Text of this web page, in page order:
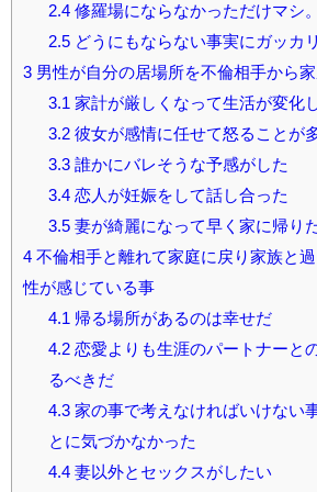
2.4修羅場にならなかっただけマシ
2.5どうにもならない事実にガッカリ
3 男性が自分の居場所を不倫相手から
3.1 家計が厳しくなって生活が変化
3.2彼女が感情に任せて怒ることが
3.3誰かにバレそうな予感がした
3.4恋人が妊娠をして話し合った
3.5妻が綺麗になって早く家に帰り
4 不倫相手と離れて家庭に戻り家族と
性が感じている事
4.1 帰る場所があるのは幸せだ
4.2恋愛よりも生涯のパートナーと
るべきだ
4.3家の事で考えなければいけない
とに気づかなかった
4.4妻以外とセックスがしたい